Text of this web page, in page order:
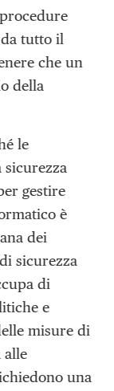
tutto il
che un
della
le
sicurezza
gestire
è
dei
sicurezza
di
e
misure di
alle
una